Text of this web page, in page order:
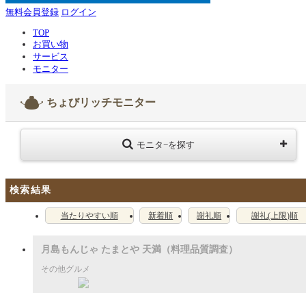
無料会員登録 ログイン
TOP
お買い物
サービス
モニター
ちょびリッチモニター
モニタ−を探す
検索結果
当たりやすい順 新着順 謝礼順 謝礼(上限)順
月島もんじゃ たまとや 天満（料理品質調査）
その他グルメ